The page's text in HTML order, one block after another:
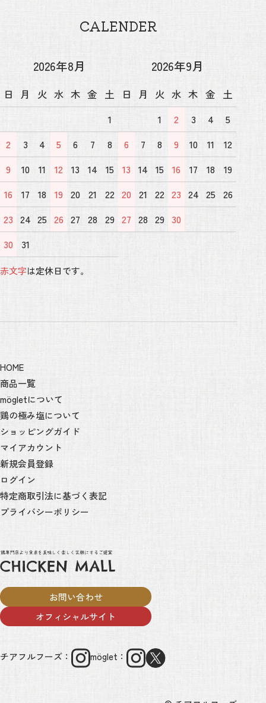
CALENDER
2026年8月
日 月 火 水 木 金 土
1
2
3 4 5 6 7
8
9
10 11 12 13 14
15
16
17 18 19 20 21
22
23 24 25 26 27 28 29
30
31
2026年9月
日 月 火 水 木 金 土
1
2 3 4
5
6
7 8 9 10 11
12
13 14 15 16 17 18
19
20 21 22 23 24 25 26
27 28 29 30
赤文字は定休日です。
HOME
商品一覧
mögletについて
鶏の極み塩について
ショッピングガイド
マイアカウント
新規会員登録
ログイン
特定商取引法に基づく表記
プライバシーポリシー
お問い合わせ
オフィシャルサイト
チアフルフーズ： möglet：